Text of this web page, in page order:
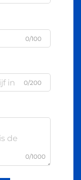
0/100
0/200
0/1000